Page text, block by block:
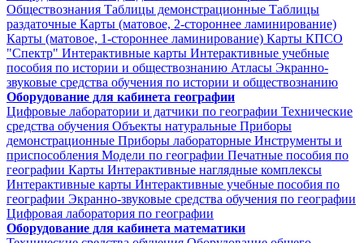
Обществознания Таблицы демонстрационные Таблицы
раздаточные Карты (матовое, 2-стороннее ламинирование)
Карты (матовое, 1-стороннее ламинирование) Карты КПСО
"Спектр" Интерактивные карты Интерактивные учебные
пособия по истории и обществознанию Атласы Экранно-
звуковые средства обучения по истории и обществознанию
Оборудование для кабинета географии
Цифровые лаборатории и датчики по географии Технические
средства обучения Объекты натуральные Приборы
демонстрационные Приборы лабораторные Инструменты и
приспособления Модели по географии Печатные пособия по
географии Карты Интерактивные наглядные комплексы
Интерактивные карты Интерактивные учебные пособия по
географии Экранно-звуковые средства обучения по географии
Цифровая лаборатория по географии
Оборудование для кабинета математики